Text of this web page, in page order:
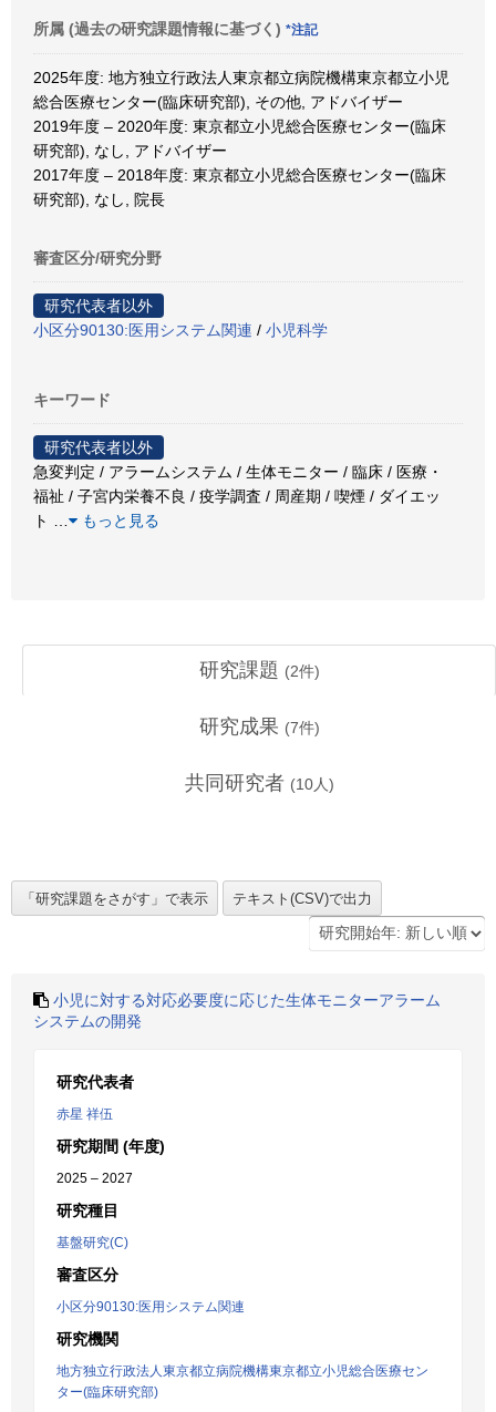
所属 (過去の研究課題情報に基づく) *注記
2025年度: 地方独立行政法人東京都立病院機構東京都立小児
総合医療センター(臨床研究部), その他, アドバイザー
2019年度 – 2020年度: 東京都立小児総合医療センター(臨床
研究部), なし, アドバイザー
2017年度 – 2018年度: 東京都立小児総合医療センター(臨床
研究部), なし, 院長
審査区分/研究分野
研究代表者以外
小区分90130:医用システム関連 / 小児科学
キーワード
研究代表者以外
急変判定 / アラームシステム / 生体モニター / 臨床 / 医療・
福祉 / 子宮内栄養不良 / 疫学調査 / 周産期 / 喫煙 / ダイエッ
ト
もっと見る
研究課題 (2件)
研究成果 (7件)
共同研究者 (10人)
小児に対する対応必要度に応じた生体モニターアラーム
システムの開発
研究代表者
赤星 祥伍
研究期間 (年度)
2025 – 2027
研究種目
基盤研究(C)
審査区分
小区分90130:医用システム関連
研究機関
地方独立行政法人東京都立病院機構東京都立小児総合医療セン
ター(臨床研究部)